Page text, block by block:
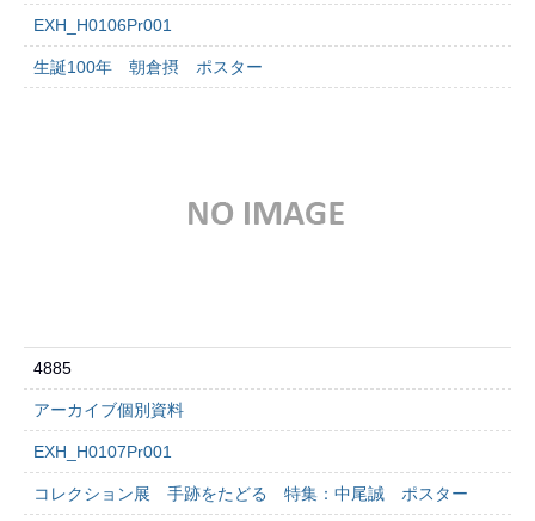
EXH_H0106Pr001
生誕100年 朝倉摂 ポスター
4885
アーカイブ個別資料
EXH_H0107Pr001
コレクション展 手跡をたどる 特集：中尾誠 ポスター